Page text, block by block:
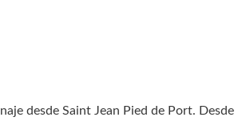
desde Saint Jean Pied de Port. Desde